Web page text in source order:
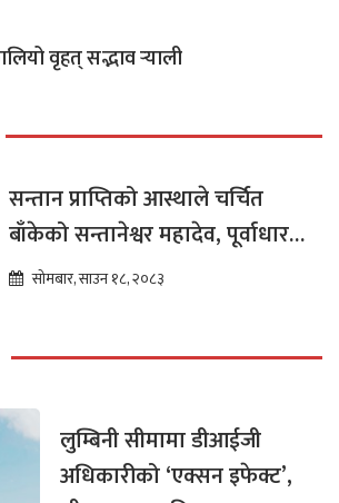
वृहत् सद्भाव र्‍याली
सन्तान प्राप्तिको आस्थाले चर्चित
बाँकेको सन्तानेश्वर महादेव, पूर्वाधार
विकासको पर्खाइमा
सोमबार, साउन १८, २०८३
लुम्बिनी सीमामा डीआईजी
अधिकारीको ‘एक्सन इफेक्ट’,